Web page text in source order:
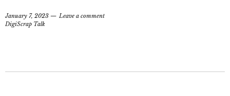
January 7, 2023
Leave a comment
DigiScrap Talk